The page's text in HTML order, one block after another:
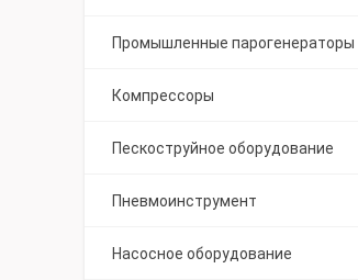
Промышленные парогенераторы
Компрессоры
Пескоструйное оборудование
Пневмоинструмент
Насосное оборудование